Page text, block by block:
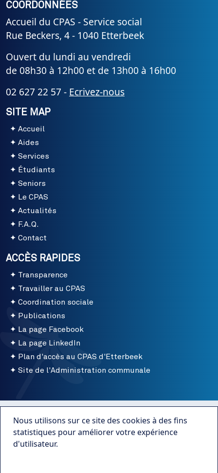
COORDONNÉES
Accueil du CPAS - Service social
Rue Beckers, 4 - 1040 Etterbeek
Ouvert du lundi au vendredi
de 08h30 à 12h00 et de 13h00 à 16h00
02 627 22 57 - Ecrivez-nous
SITE MAP
Accueil
Aides
Services
Étudiants
Seniors
Le CPAS
Actualités
F.A.Q.
Contact
ACCÈS RAPIDES
Transparence
Travailler au CPAS
Coordination sociale
Publications
La page Facebook
La page LinkedIn
Plan d'accès au CPAS d'Etterbeek
Site de l'Administration communale
Menu bottom
Mentions légales
Nous utilisons sur ce site des cookies à des fins
statistiques pour améliorer votre expérience
d'utilisateur.